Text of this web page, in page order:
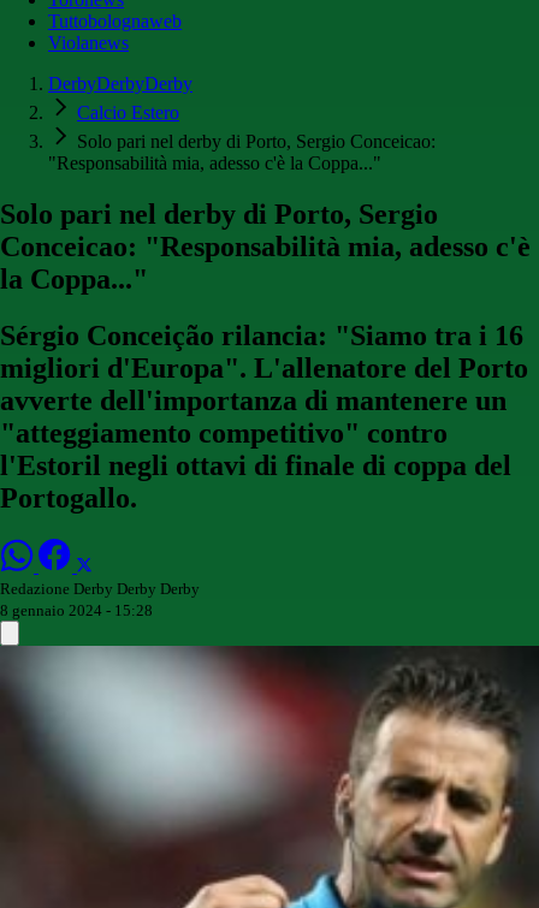
Tuttobolognaweb
Violanews
DerbyDerbyDerby
Calcio Estero
Solo pari nel derby di Porto, Sergio Conceicao:
"Responsabilità mia, adesso c'è la Coppa..."
Solo pari nel derby di Porto, Sergio
Conceicao: "Responsabilità mia, adesso c'è
la Coppa..."
Sérgio Conceição rilancia: "Siamo tra i 16
migliori d'Europa". L'allenatore del Porto
avverte dell'importanza di mantenere un
"atteggiamento competitivo" contro
l'Estoril negli ottavi di finale di coppa del
Portogallo.
Redazione Derby Derby Derby
8 gennaio 2024 - 15:28